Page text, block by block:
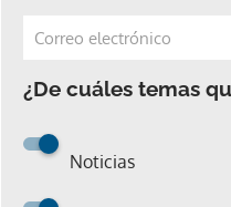
¿De cuáles temas
Noticias